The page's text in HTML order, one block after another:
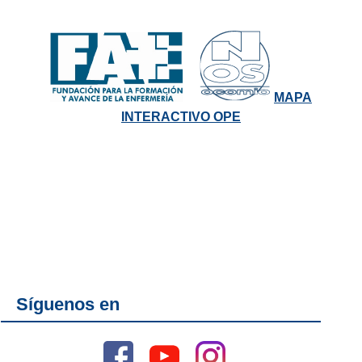
MAPA
INTERACTIVO OPE
Síguenos en